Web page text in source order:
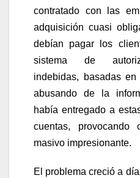
contratado con las
adquisición cuasi
debían pagar los
sistema de
indebidas, basadas
abusando de la
había entregado a
cuentas,
masivo impresionante.
El problema creció a